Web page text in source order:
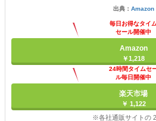
出典： Amazon
毎日お得なタイム
セール開催中
Amazon
￥1,218
24時間タイムセ
ル毎日開催中
楽天市場
￥ 1,122
※各社通販サイトの